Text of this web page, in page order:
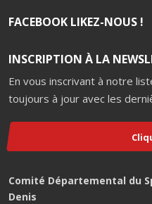
FACEBOOK LIKEZ-NOUS !
INSCRIPTION À LA
En vous inscrivant à notre
toujours à jour avec les
Comité Départemental du
Denis